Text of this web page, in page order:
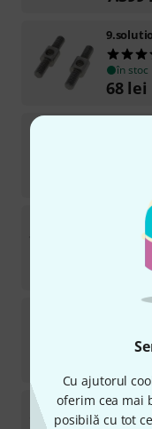
Cu ajutorul
oferim cea mai
posibilă cu tot
în stoc
68 lei
în stoc